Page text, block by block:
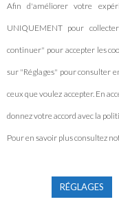
charme de ce lieu
Quelques
paléolithiques,
Afin d'améliorer votre
UNIQUEMENT pour
continuer" pour accepter les
sur "Réglages" pour consulter
ceux que voulez accepter. En
donnez votre accord avec la
Pour en savoir plus consultez
RÉGLAGES